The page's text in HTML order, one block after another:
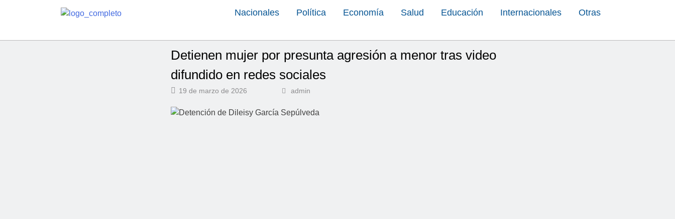
Nacionales Política Economía Salud Educación Internacionales Otras
Detienen mujer por presunta agresión a menor tras video
difundido en redes sociales
19 de marzo de 2026 admin